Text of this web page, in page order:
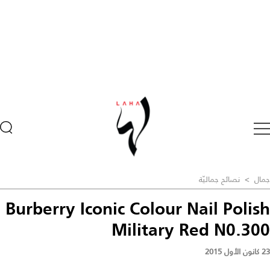
جمال > نصائح جماليّة
Burberry Iconic Colour Nail Polish
Military Red N0.300
23 كانون الأول 2015